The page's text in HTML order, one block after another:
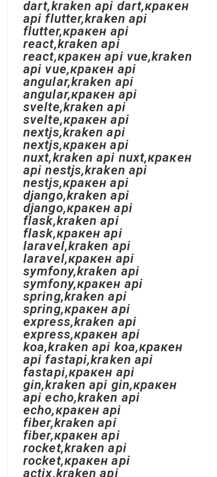
dart,kraken api dart,кракен
api flutter,kraken api
flutter,кракен api
react,kraken api
react,кракен api vue,kraken
api vue,кракен api
angular,kraken api
angular,кракен api
svelte,kraken api
svelte,кракен api
nextjs,kraken api
nextjs,кракен api
nuxt,kraken api nuxt,кракен
api nestjs,kraken api
nestjs,кракен api
django,kraken api
django,кракен api
flask,kraken api
flask,кракен api
laravel,kraken api
laravel,кракен api
symfony,kraken api
symfony,кракен api
spring,kraken api
spring,кракен api
express,kraken api
express,кракен api
koa,kraken api koa,кракен
api fastapi,kraken api
fastapi,кракен api
gin,kraken api gin,кракен
api echo,kraken api
echo,кракен api
fiber,kraken api
fiber,кракен api
rocket,kraken api
rocket,кракен api
actix,kraken api